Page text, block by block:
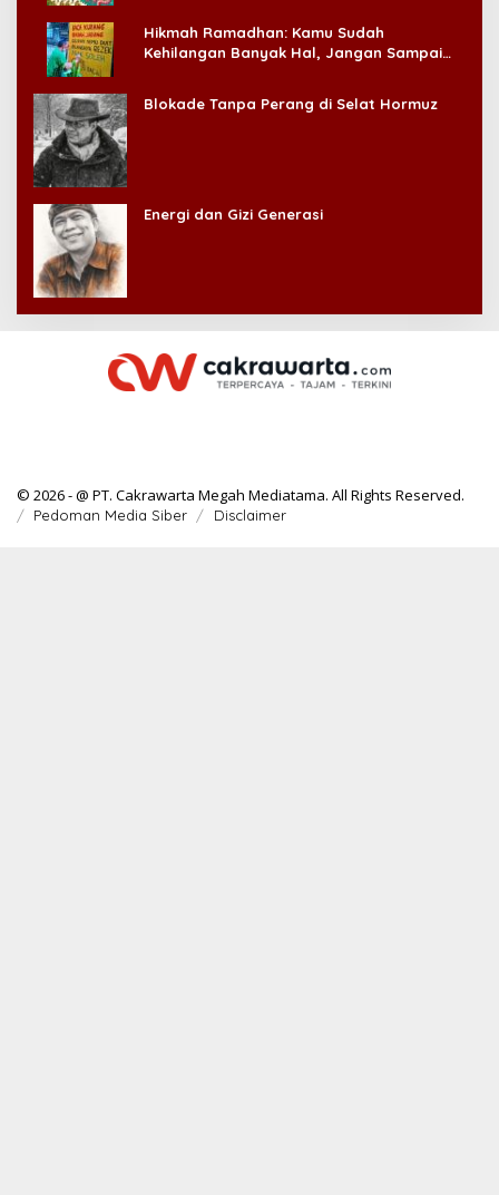
Hikmah Ramadhan: Kamu Sudah
Kehilangan Banyak Hal, Jangan Sampai
Blokade Tanpa Perang di Selat Hormuz
Energi dan Gizi Generasi
© 2026 - @ PT. Cakrawarta Megah Mediatama. All Rights Reserved.
Pedoman Media Siber Disclaimer